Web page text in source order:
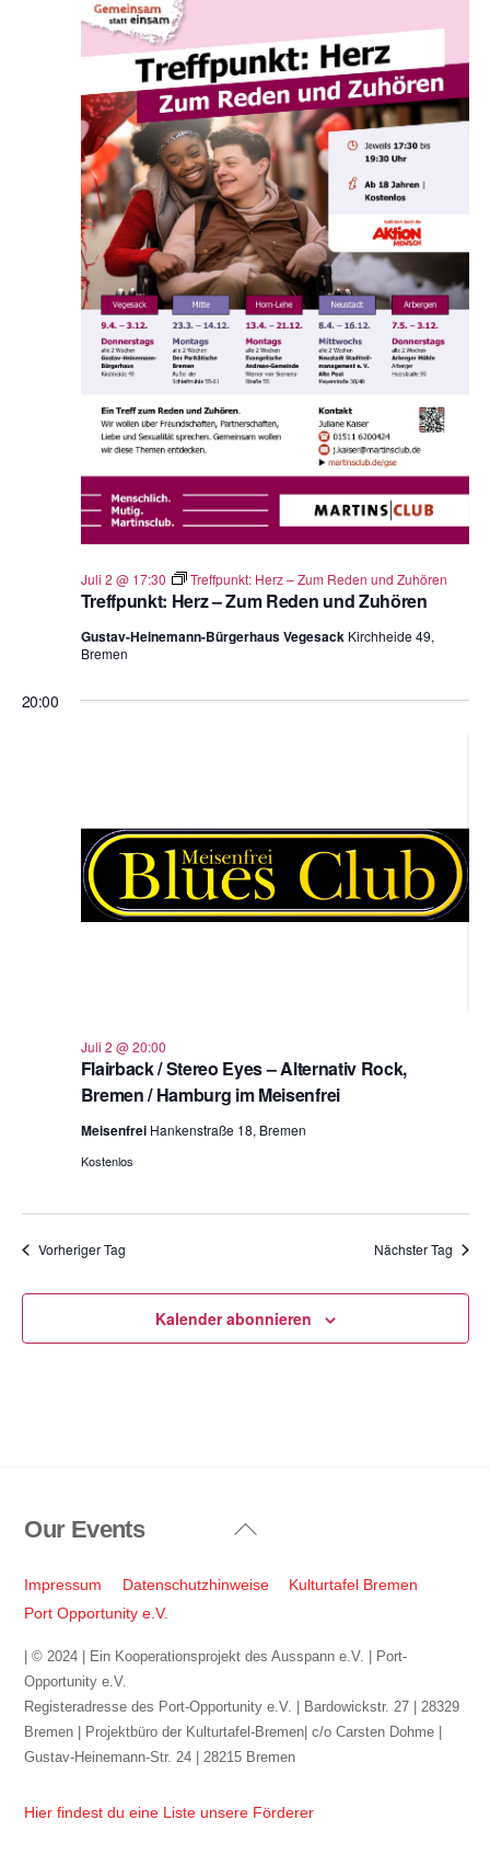
Treffpunkt: Herz – Zum Reden und Zuhören
Juli 2 @ 17:30 Treffpunkt: Herz – Zum Reden und Zuhören
Gustav-Heinemann-Bürgerhaus Vegesack Kirchheide 49,
Bremen
20:00
Flairback / Stereo Eyes – Alternativ Rock,
Bremen / Hamburg im Meisenfrei
Juli 2 @ 20:00
Meisenfrei Hankenstraße 18, Bremen
Kostenlos
Vorheriger Tag Nächster Tag
Kalender abonnieren
Back
Top
Our Events
Impressum Datenschutzhinweise
Kulturtafel Bremen
Port Opportunity e.V.
| © 2024 | Ein Kooperationsprojekt des Ausspann e.V. | Port-
Opportunity e.V.
Registeradresse des Port-Opportunity e.V. | Bardowickstr. 27 | 28329
Bremen | Projektbüro der Kulturtafel-Bremen| c/o Carsten Dohme |
Gustav-Heinemann-Str. 24 | 28215 Bremen
Hier findest du eine Liste unsere Förderer